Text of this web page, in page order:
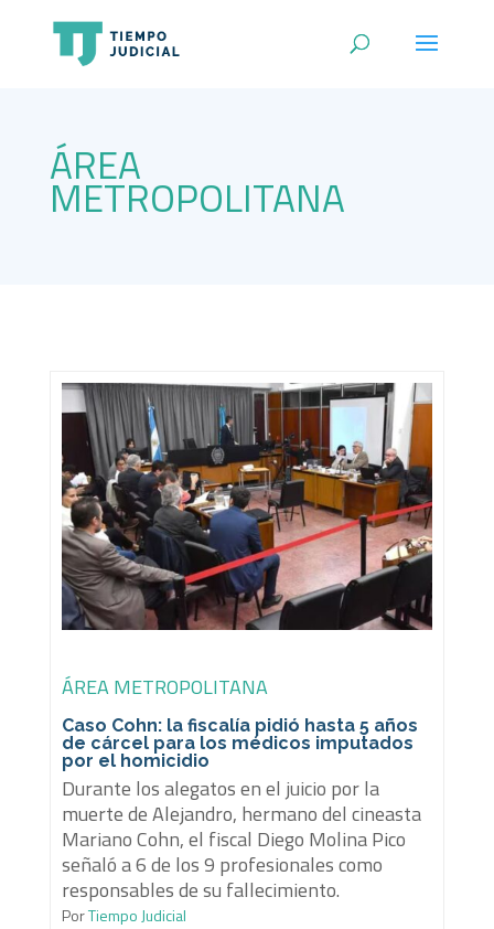
ÁREA
METROPOLITANA
ÁREA METROPOLITANA
Caso Cohn: la fiscalía pidió hasta 5 años
de cárcel para los médicos imputados
por el homicidio
Durante los alegatos en el juicio por la
muerte de Alejandro, hermano del cineasta
Mariano Cohn, el fiscal Diego Molina Pico
señaló a 6 de los 9 profesionales como
responsables de su fallecimiento.
PorTiempo Judicial